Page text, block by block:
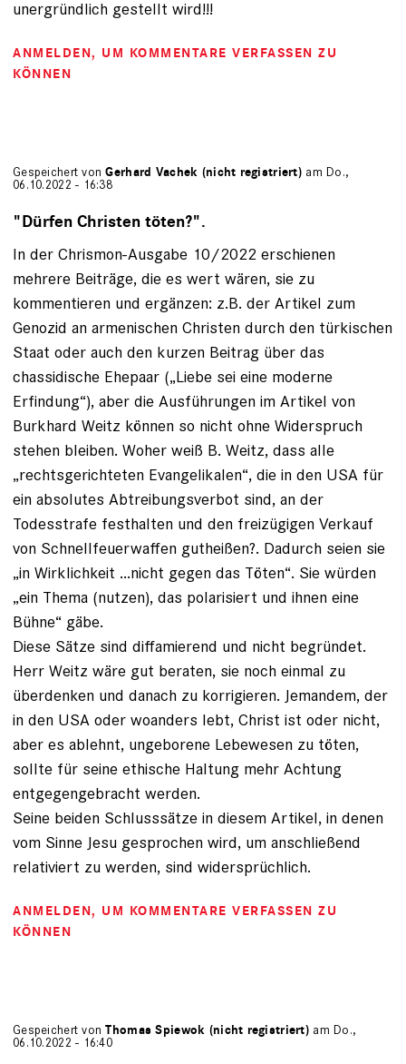
unergründlich gestellt wird!!!
ANMELDEN, UM KOMMENTARE VERFASSEN ZU
KÖNNEN
Gespeichert vonGerhard Vachek (nicht registriert) am Do.,
06.10.2022 - 16:38
"Dürfen Christen töten?".
In der Chrismon-Ausgabe 10/2022 erschienen
mehrere Beiträge, die es wert wären, sie zu
kommentieren und ergänzen: z.B. der Artikel zum
Genozid an armenischen Christen durch den türkischen
Staat oder auch den kurzen Beitrag über das
chassidische Ehepaar („Liebe sei eine moderne
Erfindung“), aber die Ausführungen im Artikel von
Burkhard Weitz können so nicht ohne Widerspruch
stehen bleiben. Woher weiß B. Weitz, dass alle
„rechtsgerichteten Evangelikalen“, die in den USA für
ein absolutes Abtreibungsverbot sind, an der
Todesstrafe festhalten und den freizügigen Verkauf
von Schnellfeuerwaffen gutheißen?. Dadurch seien sie
„in Wirklichkeit ...nicht gegen das Töten“. Sie würden
„ein Thema (nutzen), das polarisiert und ihnen eine
Bühne“ gäbe.
Diese Sätze sind diffamierend und nicht begründet.
Herr Weitz wäre gut beraten, sie noch einmal zu
überdenken und danach zu korrigieren. Jemandem, der
in den USA oder woanders lebt, Christ ist oder nicht,
aber es ablehnt, ungeborene Lebewesen zu töten,
sollte für seine ethische Haltung mehr Achtung
entgegengebracht werden.
Seine beiden Schlusssätze in diesem Artikel, in denen
vom Sinne Jesu gesprochen wird, um anschließend
relativiert zu werden, sind widersprüchlich.
ANMELDEN, UM KOMMENTARE VERFASSEN ZU
KÖNNEN
Gespeichert vonThomas Spiewok (nicht registriert) am Do.,
06.10.2022 - 16:40